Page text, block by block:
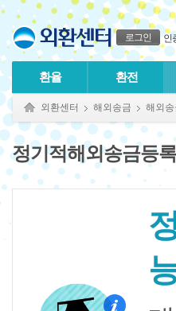
본문으로 바로가기
푸터 바로가기
로그인 인
환율 환전
외환센터 해외송금 해외송
정기적해외송금등록